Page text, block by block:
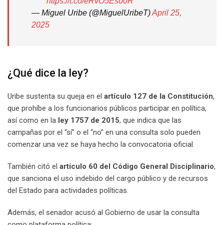
— Miguel Uribe (@MiguelUribeT)April 25,
2025
¿Qué dice la ley?
Uribe sustenta su queja en el artículo 127 de la Constitución,
que prohíbe a los funcionarios públicos participar en política,
así como en la ley 1757 de 2015, que indica que las
campañas por el “sí” o el “no” en una consulta solo pueden
comenzar una vez se haya hecho la convocatoria oficial.
También citó el artículo 60 del Código General Disciplinario,
que sanciona el uso indebido del cargo público y de recursos
del Estado para actividades políticas.
Además, el senador acusó al Gobierno de usar la consulta